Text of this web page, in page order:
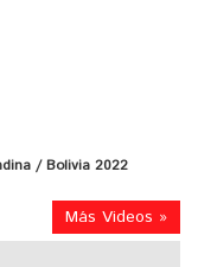
/ Bolivia 2022
Más Videos »